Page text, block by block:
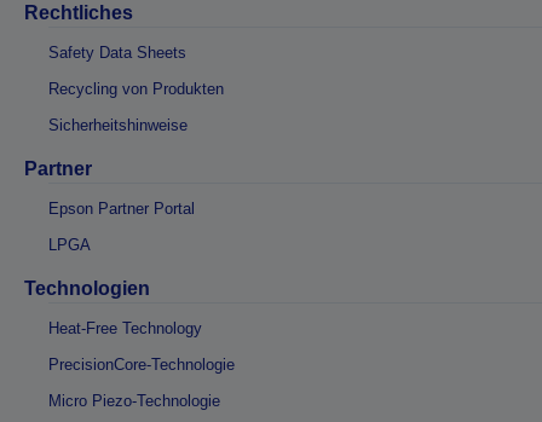
Rechtliches
Safety Data Sheets
Recycling von Produkten
Sicherheitshinweise
Partner
Epson Partner Portal
LPGA
Technologien
Heat-Free Technology
PrecisionCore-Technologie
Micro Piezo-Technologie